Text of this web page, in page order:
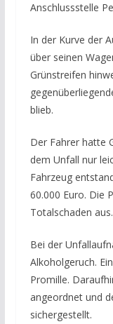
Anschlussstelle
In der Kurve der
über seinen
Grünstreifen
blieb.
Der Fahrer hatte
dem Unfall nur
Fahrzeug
60.000 Euro. Die
Totalschaden aus.
Bei der
Alkoholgeruch.
Promille.
angeordnet und
sichergestellt.